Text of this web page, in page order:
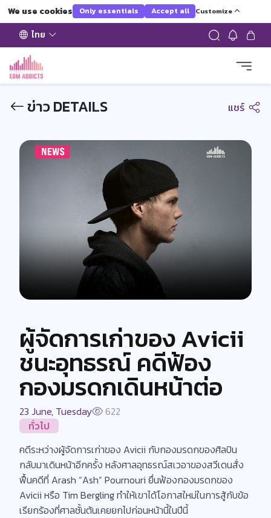
We use cookies Only essentials Accept all Customize
ไทย
ข่าว DETAILS แชร์
ผู้จัดการเก่าของ Avicii
ชนะอุทธรณ์ คดีฟ้อง
กองมรดกเดินหน้าต่อ
23 June, Tuesday
622
ทั่วไป
คดีระหว่างผู้จัดการเก่าของ Avicii กับกองมรดกของศิลปิน
กลับมาเดินหน้าอีกครั้ง หลังศาลอุทธรณ์สเวอาของสวีเดนสั่ง
ฟื้นคดีที่ Arash “Ash” Pournouri ยื่นฟ้องกองมรดกของ
Avicii หรือ Tim Bergling ทำให้เขาได้โอกาสใหม่ในการสู้กับข้อ
เรียกร้องที่ศาลชั้นต้นเคยยกไปก่อนหน้านี้ในปีนี้